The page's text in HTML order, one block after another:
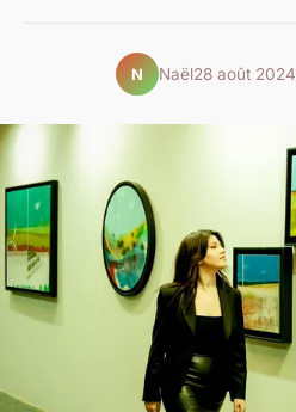
N Naël28 août 2024